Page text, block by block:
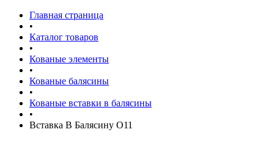
Главная страница
•
Каталог товаров
•
Кованые элементы
•
Кованые балясины
•
Кованые вставки в балясины
•
Вставка В Балясину О11